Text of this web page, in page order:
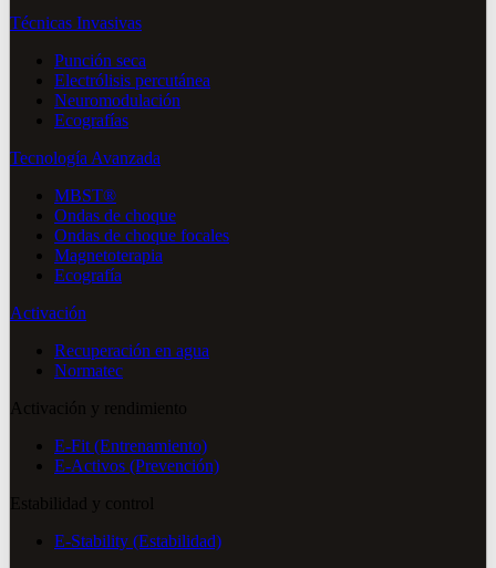
Técnicas Invasivas
Punción seca
Electrólisis percutánea
Neuromodulación
Ecografías
Tecnología Avanzada
MBST®
Ondas de choque
Ondas de choque focales
Magnetoterapia
Ecografía
Activación
Recuperación en agua
Normatec
Activación y rendimiento
E-Fit (Entrenamiento)
E-Activos (Prevención)
Estabilidad y control
E-Stability (Estabilidad)